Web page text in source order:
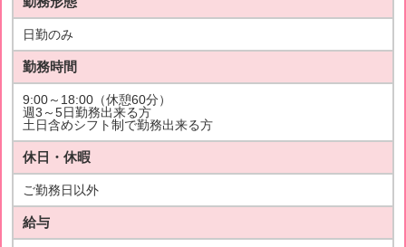
日勤のみ
勤務時間
9:00～18:00（休憩60分）
週3～5日勤務出来る方
土日含めシフト制で勤務出来る方
休日・休暇
ご勤務日以外
給与